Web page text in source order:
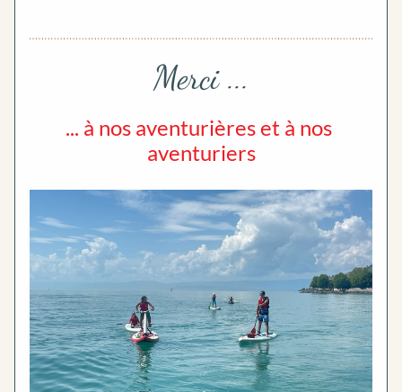
Merci ...
... à nos aventurières et à nos
aventuriers